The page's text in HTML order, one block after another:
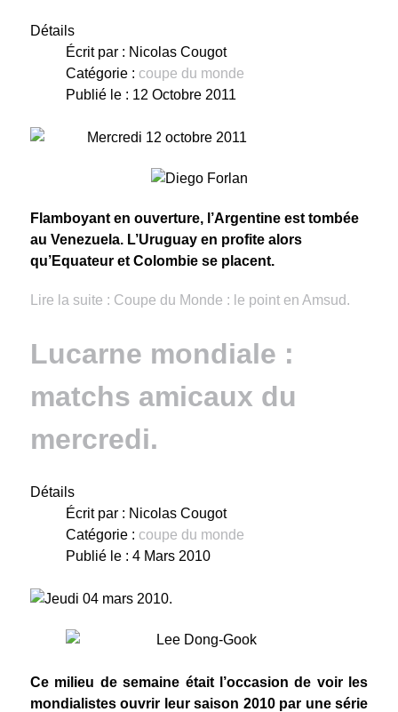
Détails
Écrit par : Nicolas Cougot
Catégorie : coupe du monde
Publié le : 12 Octobre 2011
Mercredi 12 octobre 2011
Flamboyant en ouverture, l’Argentine est tombée
au Venezuela. L’Uruguay en profite alors
qu’Equateur et Colombie se placent.
Lire la suite : Coupe du Monde : le point en Amsud.
Lucarne mondiale :
matchs amicaux du
mercredi.
Détails
Écrit par : Nicolas Cougot
Catégorie : coupe du monde
Publié le : 4 Mars 2010
Jeudi 04 mars 2010.
Ce milieu de semaine était l’occasion de voir les
mondialistes ouvrir leur saison 2010 par une série